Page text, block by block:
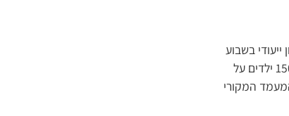
בשבוע
שקדם לתהלוכה, תוך כדי הצגתו של מעמד “הקהל” שהתקיים בבית המקדש בשנה שאחרי השמיטה. 150 ילדים על
המקורי